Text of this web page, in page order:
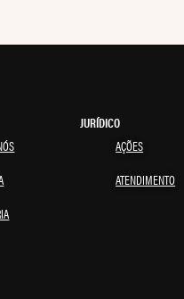
JURÍDICO
AÇÕES
ATENDIMENTO